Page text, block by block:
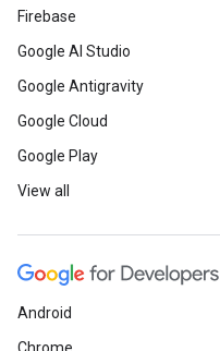
Firebase
Google AI Studio
Google Antigravity
Google Cloud
Google Play
View all
Android